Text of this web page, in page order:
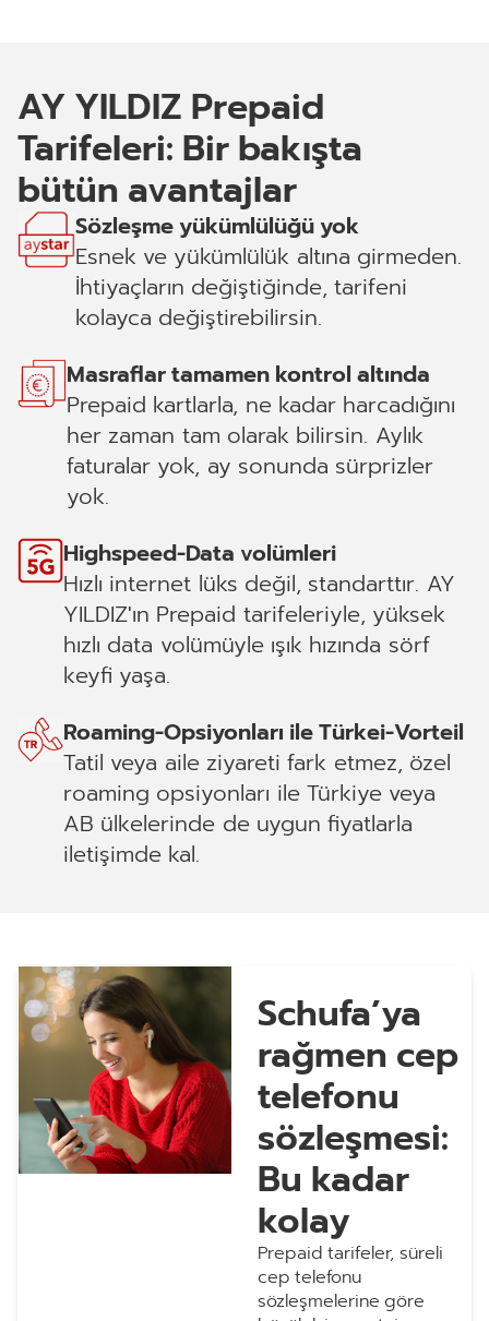
AY YILDIZ Prepaid
Tarifeleri: Bir bakışta
bütün avantajlar
Sözleşme yükümlülüğü yok
Esnek ve yükümlülük altına girmeden.
İhtiyaçların değiştiğinde, tarifeni
kolayca değiştirebilirsin.
Masraflar tamamen kontrol altında
Prepaid kartlarla, ne kadar harcadığını
her zaman tam olarak bilirsin. Aylık
faturalar yok, ay sonunda sürprizler
yok.
Highspeed-Data volümleri
Hızlı internet lüks değil, standarttır. AY
YILDIZ'ın Prepaid tarifeleriyle, yüksek
hızlı data volümüyle ışık hızında sörf
keyfi yaşa.
Roaming-Opsiyonları ile Türkei-Vorteil
Tatil veya aile ziyareti fark etmez, özel
roaming opsiyonları ile Türkiye veya
AB ülkelerinde de uygun fiyatlarla
iletişimde kal.
Schufa’ya
rağmen cep
telefonu
sözleşmesi:
Bu kadar
kolay
Prepaid tarifeler, süreli
cep telefonu
sözleşmelerine göre